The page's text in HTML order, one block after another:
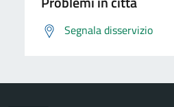
Segnala disservizio